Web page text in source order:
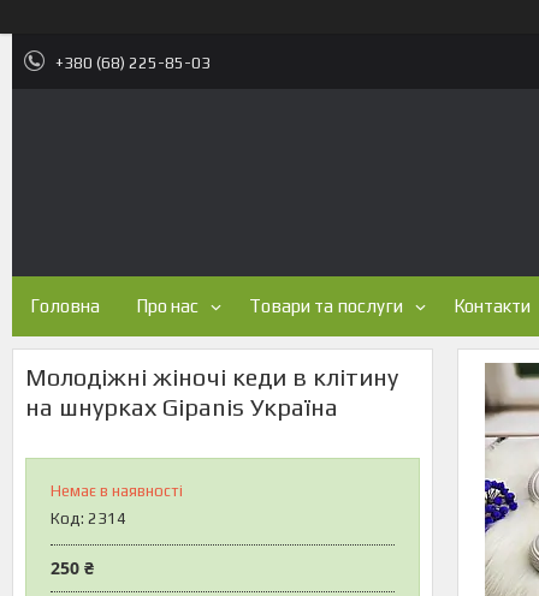
+380 (68) 225-85-03
Головна Про нас Товари та послуги Контакти
Молодіжні жіночі кеди в клітину
на шнурках Gipanis Україна
Немає в наявності
Код: 2314
250 ₴